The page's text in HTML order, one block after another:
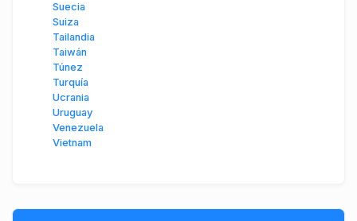
Suecia
Suiza
Tailandia
Taiwán
Túnez
Turquía
Ucrania
Uruguay
Venezuela
Vietnam